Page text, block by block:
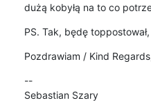
dużą kobyłą na to co
PS. Tak, będę
Pozdrawiam / Kind
--
Sebastian Szary